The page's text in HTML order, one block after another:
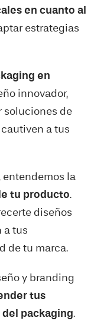
en cuanto al
estrategias
en
innovador,
soluciones de
a tus
entendemos la
tu producto.
diseños
a tus
de tu marca.
y branding
tus
packaging.